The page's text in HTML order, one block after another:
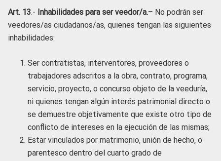
Art. 13.- Inhabilidades para ser veedor/a.– No podrán ser
veedores/as ciudadanos/as, quienes tengan las siguientes
inhabilidades:
Ser contratistas, interventores, proveedores o
trabajadores adscritos a la obra, contrato, programa,
servicio, proyecto, o concurso objeto de la veeduría,
ni quienes tengan algún interés patrimonial directo o
se demuestre objetivamente que existe otro tipo de
conflicto de intereses en la ejecución de las mismas;
Estar vinculados por matrimonio, unión de hecho, o
parentesco dentro del cuarto grado de